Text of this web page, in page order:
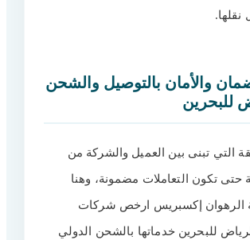
نقلها.
والأمان بالتوصيل والشحن
للبحرين
التي تبنى بين العميل والشركة من
حتى تكون التعاملات مضمونة، وهنا
إكسبريس ارخص شركات
للبحرين خدماتها بالشحن الدولي